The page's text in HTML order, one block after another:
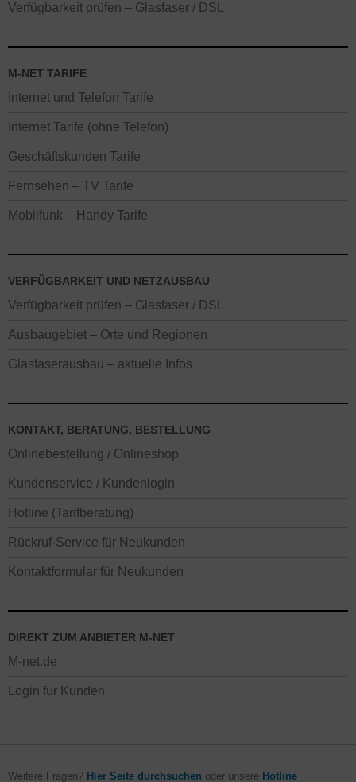
Verfügbarkeit prüfen – Glasfaser / DSL
M-NET TARIFE
Internet und Telefon Tarife
Internet Tarife (ohne Telefon)
Geschäftskunden Tarife
Fernsehen – TV Tarife
Mobilfunk – Handy Tarife
VERFÜGBARKEIT UND NETZAUSBAU
Verfügbarkeit prüfen – Glasfaser / DSL
Ausbaugebiet – Orte und Regionen
Glasfaserausbau – aktuelle Infos
KONTAKT, BERATUNG, BESTELLUNG
Onlinebestellung / Onlineshop
Kundenservice / Kundenlogin
Hotline (Tarifberatung)
Rückruf-Service für Neukunden
Kontaktformular für Neukunden
DIREKT ZUM ANBIETER M-NET
M-net.de
Login für Kunden
Weitere Fragen? Hier Seite durchsuchen oder unsere Hotline